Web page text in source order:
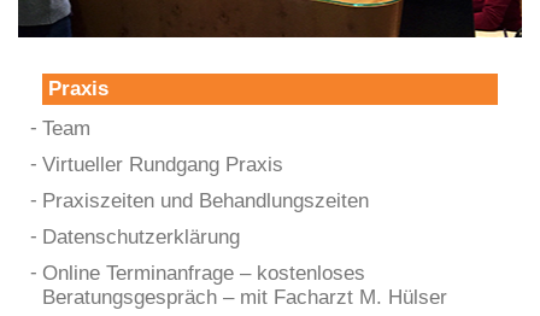
Praxis
Team
Virtueller Rundgang Praxis
Praxiszeiten und Behandlungszeiten
Datenschutzerklärung
Online Terminanfrage – kostenloses
Beratungsgespräch – mit Facharzt M. Hülser